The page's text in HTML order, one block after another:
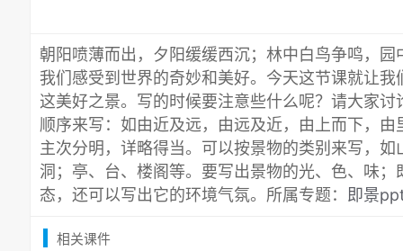
朝阳喷薄而出，夕阳缓缓西沉；林中白鸟争鸣，
我们感受到世界的奇妙和美好。今天这节课就让
这美好之景。写的时候要注意些什么呢？请大家
顺序来写：如由近及远，由远及近，由上而下，
主次分明，详略得当。可以按景物的类别来写，
洞；亭、台、楼阁等。要写出景物的光、色、味
态，还可以写出它的环境气氛。所属专题：
即景
相关课件